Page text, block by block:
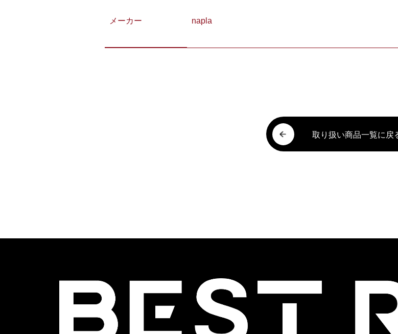
メーカー napla
取り扱い商品一覧に戻